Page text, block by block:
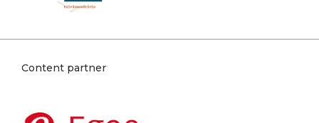
Content partner